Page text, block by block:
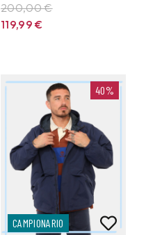
200,00 €
119,99€
40%
CAMPIONARIO